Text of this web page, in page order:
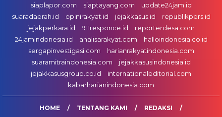
siaplapor.com
siaptayang.com
update24jam.id
suaradaerah.id
opinirakyat.id jejakkasus.id
republikpers.id
jejakperkara.id
911responce.id
reporterdesa.com
24jamindonesia.id
analisarakyat.com
halloindonesia.co.id
sergapinvestigasi.com
harianrakyatindonesia.com
suaramitraindonesia.com
jejakkasusindonesia.id
jejakkasusgroup.co.id
internationaleditorial.com
kabarharianindonesia.com
HOME TENTANG KAMI
REDAKSI